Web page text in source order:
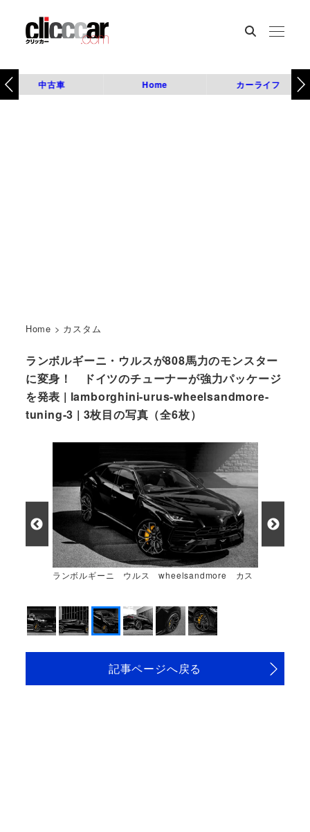
中古車 Home カーライフ
Home > カスタム
ランボルギーニ・ウルスが808馬力のモンスター
に変身！ ドイツのチューナーが強力パッケージ
を発表 | lamborghini-urus-wheelsandmore-
tuning-3 | 3枚目の写真（全6枚）
ランボルギーニ ウルス wheelsandmore カス
記事ページへ戻る